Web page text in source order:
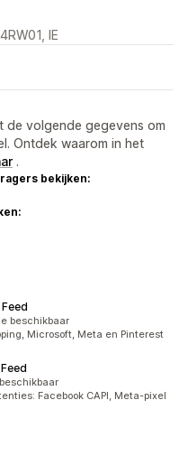
IE
volgende gegevens om
Ontdek waarom in het
.
bekijken:
beschikbaar
Microsoft, Meta en Pinterest
Facebook CAPI, Meta-pixel